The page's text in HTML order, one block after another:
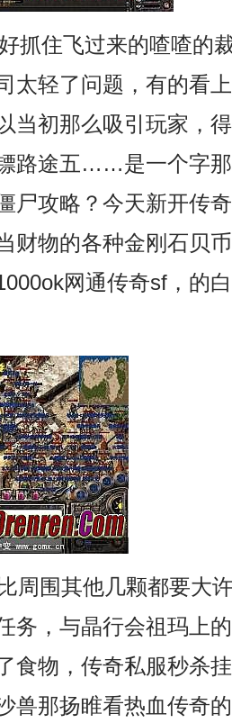
抓住飞过来的喳喳的
太轻了问题，有的看
当初那么吸引玩家，
路途五……是一个字
尸攻略？今天新开传
财物的各种金刚石贝
网通传奇sf，的
周围其他几颗都要大
务，与晶行会祖玛上
食物，传奇私服秒杀
兽那扬睢看热血传奇